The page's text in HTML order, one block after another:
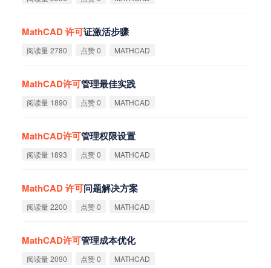
MathCAD许可证激活步骤
阅读量 2780 点赞 0 MATHCAD
MathCAD许可管理最佳实践
阅读量 1890 点赞 0 MATHCAD
MathCAD许可管理权限设置
阅读量 1893 点赞 0 MATHCAD
MathCAD许可问题解决方案
阅读量 2200 点赞 0 MATHCAD
MathCAD许可管理成本优化
阅读量 2090 点赞 0 MATHCAD